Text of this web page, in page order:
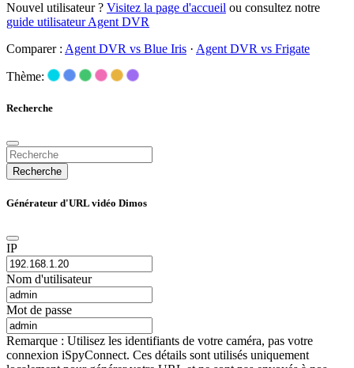
Nouvel utilisateur ? Visitez la page d'accueil ou consultez notre
guide utilisateur Agent DVR
Comparer : Agent DVR vs Blue Iris · Agent DVR vs Frigate
Thème:
Recherche
Recherche
Générateur d'URL vidéo Dimos
IP
Nom d'utilisateur
Mot de passe
Remarque : Utilisez les identifiants de votre caméra, pas votre
connexion iSpyConnect. Ces détails sont utilisés uniquement